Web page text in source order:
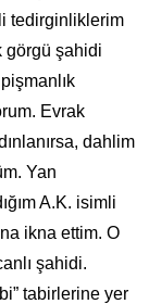
tedirginliklerim
görgü şahidi
Evrak
dahlim
Yan
A.K. isimli
ikna ettim. O
şahidi.
tabirlerine yer